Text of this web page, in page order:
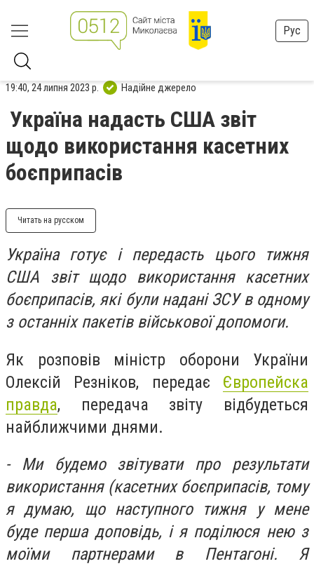
Рус
19:40, 24 липня 2023 р. Надійне джерело
Україна надасть США звіт
щодо використання касетних
боєприпасів
Читать на русском
Україна готує і передасть цього тижня
США звіт щодо використання касетних
боєприпасів, які були надані ЗСУ в одному
з останніх пакетів військової допомоги.
Як розповів міністр оборони України
Олексій Резніков, передає Європейска
правда, передача звіту відбудеться
найближчими днями.
- Ми будемо звітувати про результати
використання (касетних боєприпасів, тому
я думаю, що наступного тижня у мене
буде перша доповідь, і я поділюся нею з
моїми партнерами в Пентагоні. Я